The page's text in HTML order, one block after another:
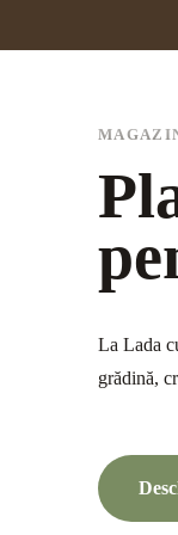
La Lada
grădină,